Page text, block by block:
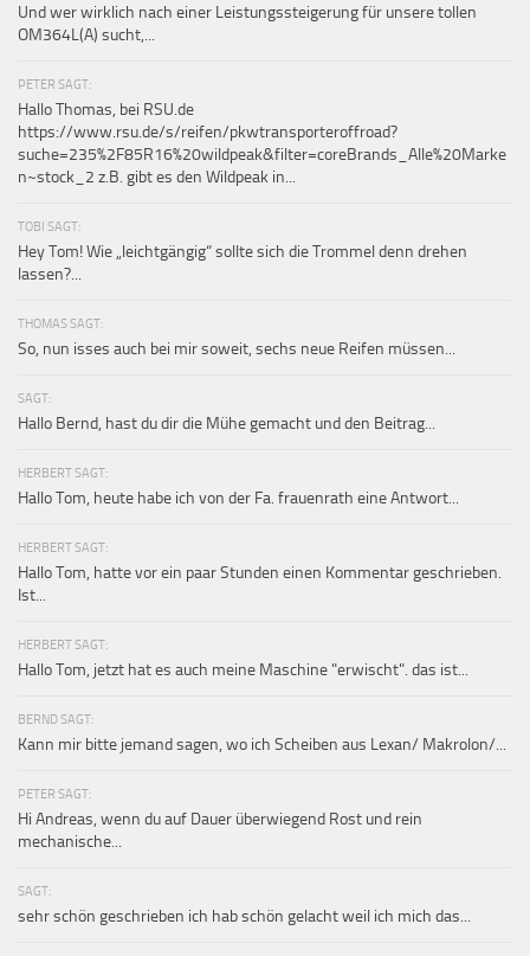
Und wer wirklich nach einer Leistungssteigerung für unsere tollen
OM364L(A) sucht,...
PETER SAGT:
Hallo Thomas, bei RSU.de
https://www.rsu.de/s/reifen/pkwtransporteroffroad?
suche=235%2F85R16%20wildpeak&filter=coreBrands_Alle%20Marke
n~stock_2 z.B. gibt es den Wildpeak in...
TOBI SAGT:
Hey Tom! Wie „leichtgängig“ sollte sich die Trommel denn drehen
lassen?...
THOMAS SAGT:
So, nun isses auch bei mir soweit, sechs neue Reifen müssen...
SAGT:
Hallo Bernd, hast du dir die Mühe gemacht und den Beitrag...
HERBERT SAGT:
Hallo Tom, heute habe ich von der Fa. frauenrath eine Antwort...
HERBERT SAGT:
Hallo Tom, hatte vor ein paar Stunden einen Kommentar geschrieben.
Ist...
HERBERT SAGT:
Hallo Tom, jetzt hat es auch meine Maschine "erwischt". das ist...
BERND SAGT:
Kann mir bitte jemand sagen, wo ich Scheiben aus Lexan/ Makrolon/...
PETER SAGT:
Hi Andreas, wenn du auf Dauer überwiegend Rost und rein
mechanische...
SAGT:
sehr schön geschrieben ich hab schön gelacht weil ich mich das...